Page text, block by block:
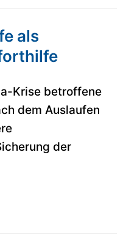
als
Krise betroffene
dem Auslaufen
der